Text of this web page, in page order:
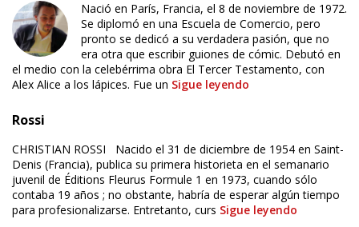
Nació en París, Francia, el 8 de noviembre de 1972.
Se diplomó en una Escuela de Comercio, pero
pronto se dedicó a su verdadera pasión, que no
era otra que escribir guiones de cómic. Debutó en
el medio con la celebérrima obra El Tercer Testamento, con
Alex Alice a los lápices. Fue un Sigue leyendo
Rossi
CHRISTIAN ROSSI Nacido el 31 de diciembre de 1954 en Saint-
Denis (Francia), publica su primera historieta en el semanario
juvenil de Éditions Fleurus Formule 1 en 1973, cuando sólo
contaba 19 años ; no obstante, habría de esperar algún tiempo
para profesionalizarse. Entretanto, curs Sigue leyendo